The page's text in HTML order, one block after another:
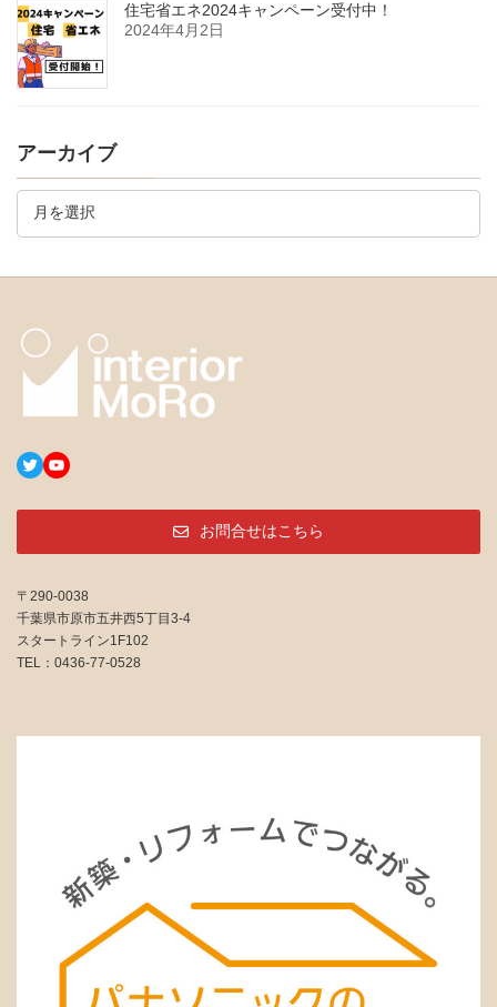
住宅省エネ2024キャンペーン受付中！
2024年4月2日
アーカイブ
ア
TwitterYouTube
お問合せはこちら
〒290-0038
千葉県市原市五井西5丁目3-4
スタートライン1F102
TEL：0436-77-0528